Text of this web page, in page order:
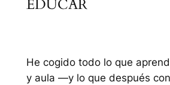
EDUCAR
He cogido todo lo que
y aula —y lo que después